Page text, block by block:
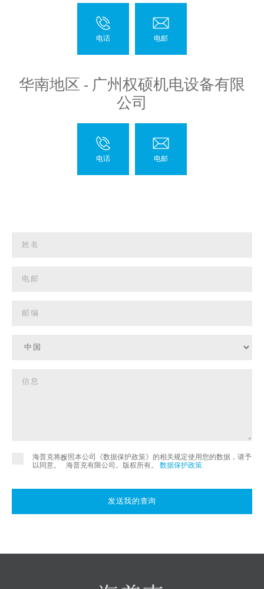
华南地区 - 广州权硕机电设备有限
公司
海普克将按照本公司《数据保护政策》的相关规定使用您的数据，请予
以同意。
©
海普克有限公司。版权所有。 数据保护政策.
发送我的查询